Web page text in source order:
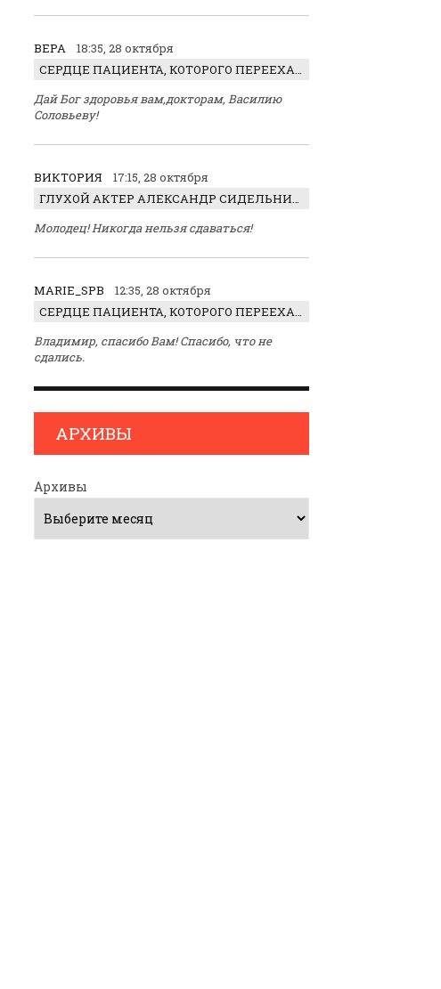
ВЕРА
18:35, 28 октября
СЕРДЦЕ ПАЦИЕНТА, КОТОРОГО ПЕРЕЕХАЛ ТРАКТОР, ОБНАРУЖИЛИ… В ЖИВОТЕ
Дай Бог здоровья вам,докторам, Василию
Соловьеву!
ВИКТОРИЯ
17:15, 28 октября
ГЛУХОЙ АКТЕР АЛЕКСАНДР СИДЕЛЬНИКОВ: «С НАСЛАЖДЕНИЕМ ИГРАЛ ОТРИЦАТЕЛЬНОГО ГЕРОЯ!»
Молодец! Никогда нельзя сдаваться!
MARIE_SPB
12:35, 28 октября
СЕРДЦЕ ПАЦИЕНТА, КОТОРОГО ПЕРЕЕХАЛ ТРАКТОР, ОБНАРУЖИЛИ… В ЖИВОТЕ
Владимир, спасибо Вам! Спасибо, что не
сдались.
АРХИВЫ
Архивы